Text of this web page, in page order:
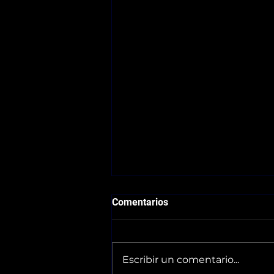
Comentarios
Escribir un comentario...